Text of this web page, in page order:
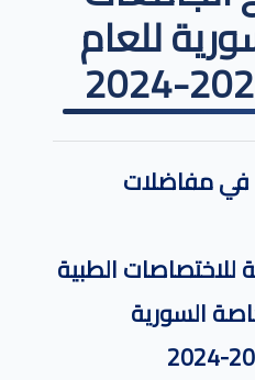
للعام
في مفاضلات
للاختصاصات الطبية
السورية